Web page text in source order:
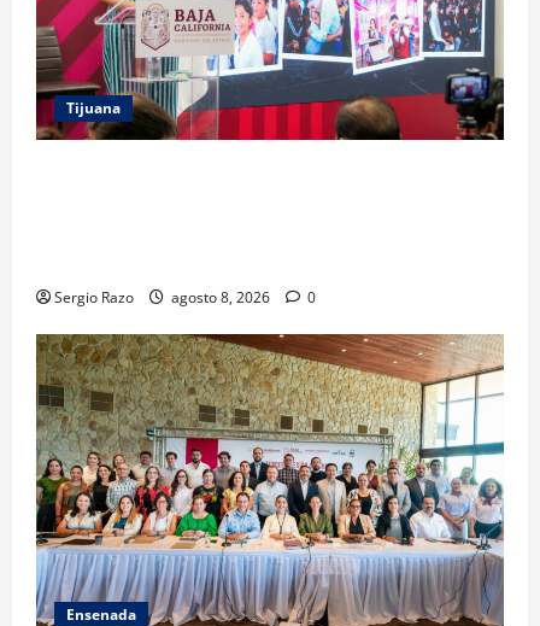
Tijuana
Sergio Razo agosto 8, 2026 0
Ensenada